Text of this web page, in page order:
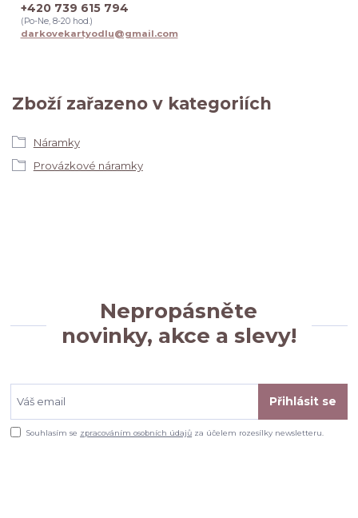
Zboží zařazeno v kategoriích
Náramky
Provázkové náramky
+420 739 615 794
(Po-Ne, 8-20 hod.)
darkovekartyodlu@gmail.com
Nepropásněte
novinky, akce a slevy!
Přihlásit se
Souhlasím se zpracováním osobních údajů za účelem rozesílky newsletteru.